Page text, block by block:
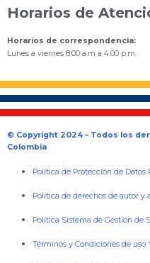
Horarios de
Horarios de correspondencia:
Lunes a viernes 8:00 a.m a 4:00 p.m.
© Copyright 2024 – Todos los
Colombia
Política de Protección de Datos
Política de derechos de autor y
Política Sistema de Gestión de
Términos y Condiciones de uso